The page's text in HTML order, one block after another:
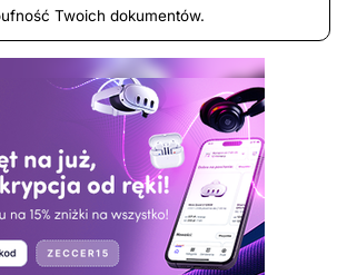
Twoich dokumentów.